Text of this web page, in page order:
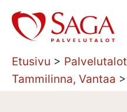
Siirry
sisältöön
Etusivu > Palvelutalot
Tammilinna, Vantaa >